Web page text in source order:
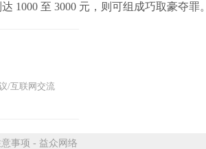
1000 至 3000 元，则可组成巧取豪夺罪。
/互联网交流
事项 - 益众网络